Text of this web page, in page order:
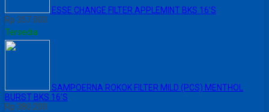
ESSE CHANGE FILTER APPLEMINT BKS 16’S
Rp 357.000
Tersedia
SAMPOERNA ROKOK FILTER MILD (PCS) MENTHOL
BURST BKS 16’S
Rp 380.200